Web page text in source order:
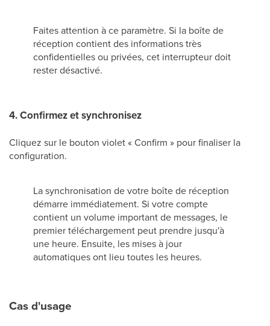
Faites attention à ce paramètre. Si la boîte de
réception contient des informations très
confidentielles ou privées, cet interrupteur doit
rester désactivé.
4. Confirmez et synchronisez
Cliquez sur le bouton violet « Confirm » pour finaliser la
configuration.
La synchronisation de votre boîte de réception
démarre immédiatement. Si votre compte
contient un volume important de messages, le
premier téléchargement peut prendre jusqu'à
une heure. Ensuite, les mises à jour
automatiques ont lieu toutes les heures.
Cas d'usage